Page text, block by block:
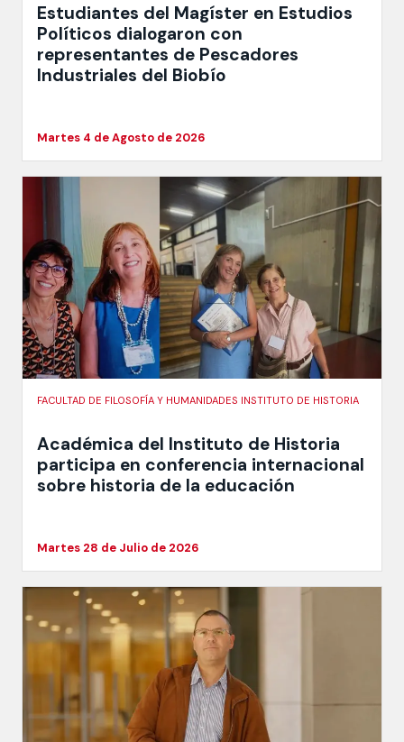
Estudiantes del Magíster en Estudios
Políticos dialogaron con
representantes de Pescadores
Industriales del Biobío
Martes 4 de Agosto de 2026
FACULTAD DE FILOSOFÍA Y HUMANIDADES INSTITUTO DE HISTORIA
Académica del Instituto de Historia
participa en conferencia internacional
sobre historia de la educación
Martes 28 de Julio de 2026